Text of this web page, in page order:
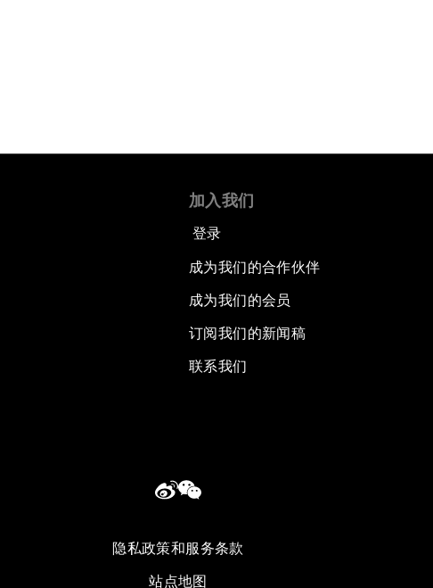
加入我们
登录
成为我们的合作伙伴
成为我们的会员
订阅我们的新闻稿
联系我们
隐私政策和服务条款
站点地图